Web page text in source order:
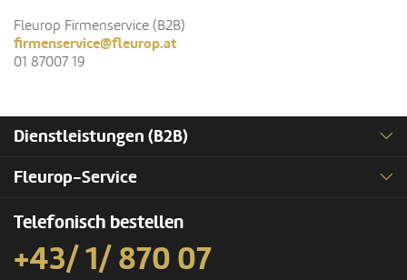
Fleurop Firmenservice (B2B)
firmenservice@fleurop.at
01 87007 19
Dienstleistungen (B2B)
Fleurop-Service
Telefonisch bestellen
+43/ 1/ 870 07